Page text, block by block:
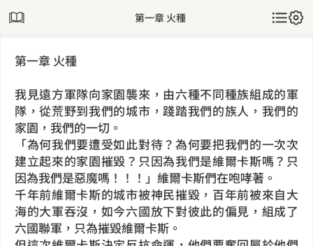
第一章 火種
第一章 火種
我見遠方軍隊向家園襲來，由六種不同種族組成的軍
隊，從荒野到我們的城市，踐踏我們的族人，我們的
家園，我們的一切。
「為何我們要遭受如此對待？為何要把我們的一次次
建立起來的家園摧毀？只因為我們是維爾卡斯嗎？只
因為我們是惡魔嗎！！！」維爾卡斯們在咆哮著。
千年前維爾卡斯的城市被神民摧毀，百年前被來自大
海的大軍吞沒，如今六國放下對彼此的偏見，組成了
六國聯軍，只為摧毀維爾卡斯。